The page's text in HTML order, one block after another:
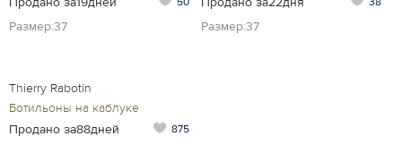
Размер:37 Размер:37
Thierry Rabotin
Ботильоны на каблуке
Продано за88дней
875